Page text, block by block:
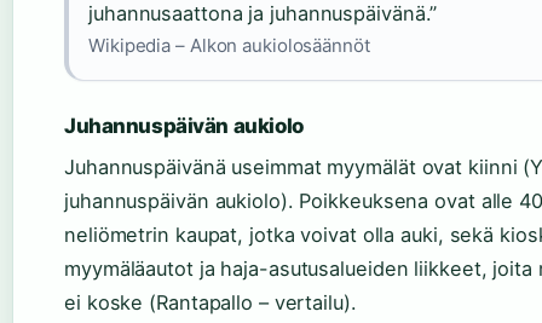
juhannusaattona ja juhannuspäivänä.”
Wikipedia – Alkon aukiolosäännöt
Juhannuspäivän aukiolo
Juhannuspäivänä useimmat myymälät ovat kiinni
juhannuspäivän aukiolo). Poikkeuksena ovat alle
neliömetrin kaupat, jotka voivat olla auki, sekä
myymäläautot ja haja-asutusalueiden liikkeet, joita
ei koske (Rantapallo – vertailu).